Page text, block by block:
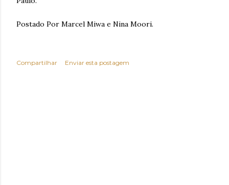
Postado Por Marcel Miwa e Nina Moori.
Compartilhar Enviar esta postagem